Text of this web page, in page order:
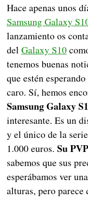
Hace apenas unos
Samsung Galaxy
lanzamiento os
del Galaxy S10
tenemos buenas
que estén
caro. Sí, hemos
Samsung Galaxy
interesante. Es un
y el único de la
1.000 euros. Su
sabemos que sus
esperábamos ver
alturas, pero